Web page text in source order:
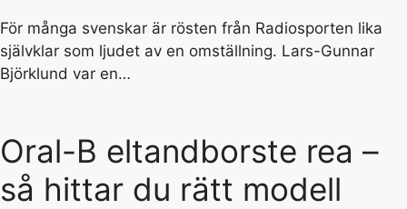
För många svenskar är rösten från Radiosporten lika
självklar som ljudet av en omställning. Lars-Gunnar
Björklund var en…
Oral-B eltandborste rea –
så hittar du rätt modell